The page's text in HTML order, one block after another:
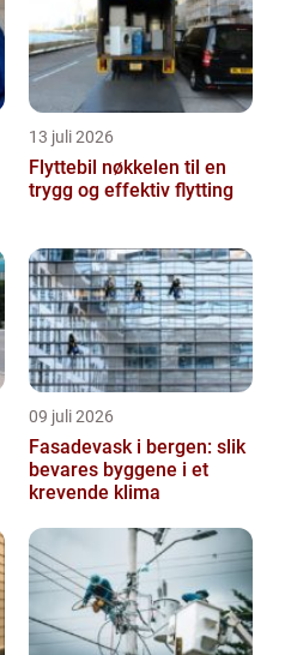
13 juli 2026
Flyttebil nøkkelen til en
trygg og effektiv flytting
09 juli 2026
Fasadevask i bergen: slik
bevares byggene i et
krevende klima